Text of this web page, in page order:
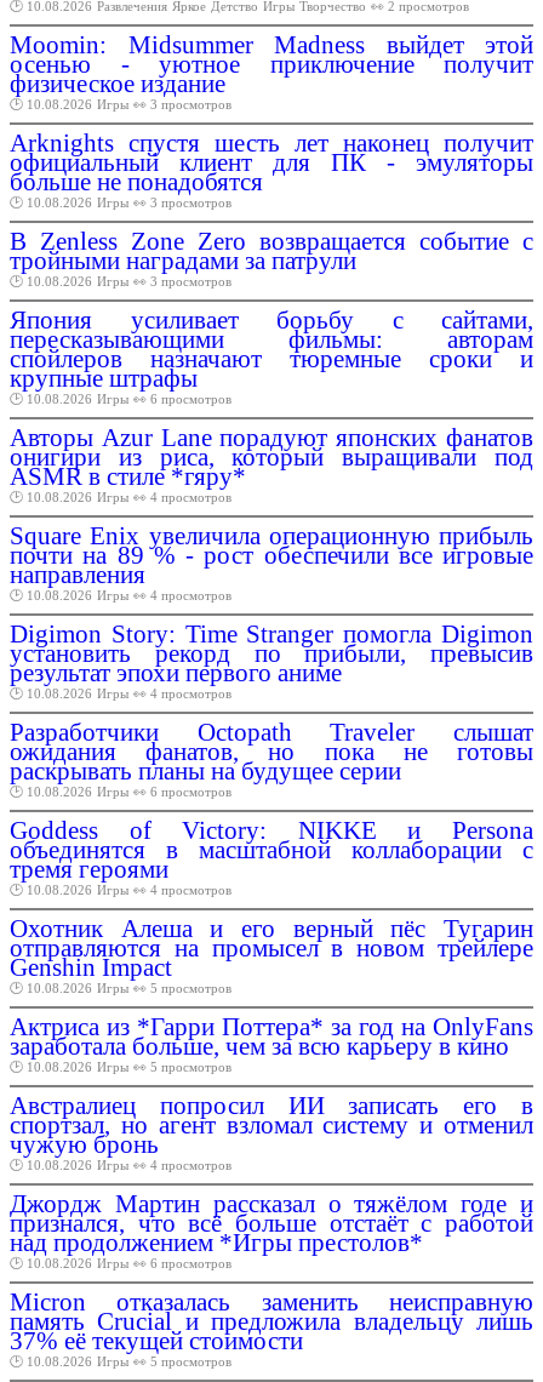
🕑 10.08.2026 Развлечения Яркое Детство Игры Творчество 👀 2 просмотров
Moomin: Midsummer Madness выйдет этой
осенью - уютное приключение получит
физическое издание
🕑 10.08.2026 Игры 👀 3 просмотров
Arknights спустя шесть лет наконец получит
официальный клиент для ПК - эмуляторы
больше не понадобятся
🕑 10.08.2026 Игры 👀 3 просмотров
В Zenless Zone Zero возвращается событие с
тройными наградами за патрули
🕑 10.08.2026 Игры 👀 3 просмотров
Япония усиливает борьбу с сайтами,
пересказывающими фильмы: авторам
спойлеров назначают тюремные сроки и
крупные штрафы
🕑 10.08.2026 Игры 👀 6 просмотров
Авторы Azur Lane порадуют японских фанатов
онигири из риса, который выращивали под
ASMR в стиле *гяру*
🕑 10.08.2026 Игры 👀 4 просмотров
Square Enix увеличила операционную прибыль
почти на 89 % - рост обеспечили все игровые
направления
🕑 10.08.2026 Игры 👀 4 просмотров
Digimon Story: Time Stranger помогла Digimon
установить рекорд по прибыли, превысив
результат эпохи первого аниме
🕑 10.08.2026 Игры 👀 4 просмотров
Разработчики Octopath Traveler слышат
ожидания фанатов, но пока не готовы
раскрывать планы на будущее серии
🕑 10.08.2026 Игры 👀 6 просмотров
Goddess of Victory: NIKKE и Persona
объединятся в масштабной коллаборации с
тремя героями
🕑 10.08.2026 Игры 👀 4 просмотров
Охотник Алеша и его верный пёс Тугарин
отправляются на промысел в новом трейлере
Genshin Impact
🕑 10.08.2026 Игры 👀 5 просмотров
Актриса из *Гарри Поттера* за год на OnlyFans
заработала больше, чем за всю карьеру в кино
🕑 10.08.2026 Игры 👀 5 просмотров
Австралиец попросил ИИ записать его в
спортзал, но агент взломал систему и отменил
чужую бронь
🕑 10.08.2026 Игры 👀 4 просмотров
Джордж Мартин рассказал о тяжёлом годе и
признался, что всё больше отстаёт с работой
над продолжением *Игры престолов*
🕑 10.08.2026 Игры 👀 6 просмотров
Micron отказалась заменить неисправную
память Crucial и предложила владельцу лишь
37% её текущей стоимости
🕑 10.08.2026 Игры 👀 5 просмотров